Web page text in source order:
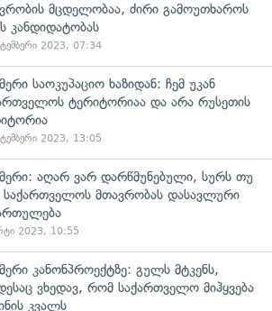
მცდელობაა, ძირი გამოუთხაროს
კანდიდატობას
2023, 07:34
საოკუპაციო ხაზიდან: ჩემ უკან
ტერიტორიაა და არა რუსეთის
2023, 13:05
აღარ ვარ დარწმუნებული, სურს თუ
საქართველოს მთავრობას დასავლური
2023, 10:55
კანონპროექტზე: გულს მტკენს,
ვხედავ, რომ საქართველო მიჰყვება
კვალს